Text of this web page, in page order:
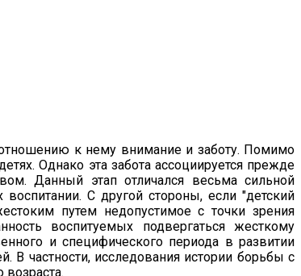
к нему внимание и заботу. Помимо
Однако эта забота ассоциируется прежде
Данный этап отличался весьма сильной
С другой стороны, если "детский
путем недопустимое с точки зрения
воспитуемых подвергаться жесткому
и специфического периода в развитии
В частности, исследования истории борьбы с